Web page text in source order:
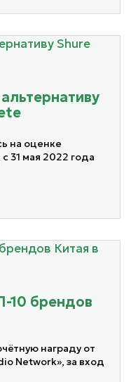
на оценке
31 мая 2022 года
10 брендов
награду от
Network», за вход